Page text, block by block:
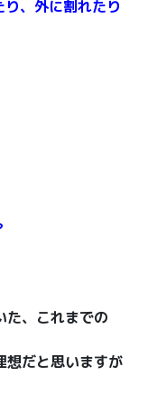
、外に割れたり
た、これまでの
想だと思いますが